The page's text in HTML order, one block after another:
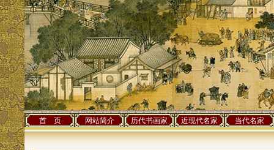
首 页 网站简介 历代书画家 近现代名家 当代名家